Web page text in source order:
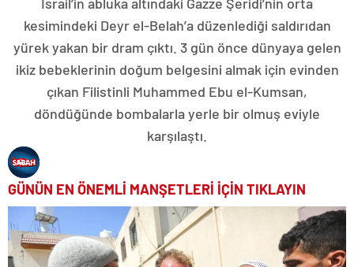
İsrail’in abluka altındaki Gazze Şeridi’nin orta
kesimindeki Deyr el-Belah’a düzenlediği saldırıdan
yürek yakan bir dram çıktı. 3 gün önce dünyaya gelen
ikiz bebeklerinin doğum belgesini almak için evinden
çıkan Filistinli Muhammed Ebu el-Kumsan,
döndüğünde bombalarla yerle bir olmuş eviyle
karşılaştı.
GÜNÜN EN ÖNEMLİ MANŞETLERİ İÇİN TIKLAYIN